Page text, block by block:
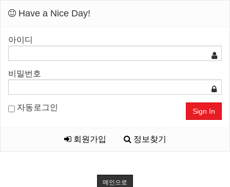
Have a Nice Day!
아이디
비밀번호
자동로그인 Sign In
회원가입 정보찾기
메인으로